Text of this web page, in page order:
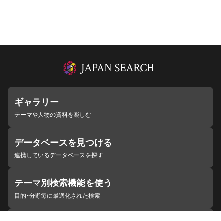
ギャラリー
テーマや人物の資料を楽しむ
データベースを見つける
連携しているデータベースを探す
テーマ別検索機能を使う
目的・分野毎に最適化された検索